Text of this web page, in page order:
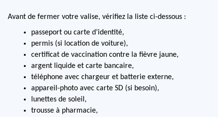
Avant de fermer votre valise, vérifiez la liste ci-dessous :
passeport ou carte d’identité,
permis (si location de voiture),
certificat de vaccination contre la fièvre jaune,
argent liquide et carte bancaire,
téléphone avec chargeur et batterie externe,
appareil-photo avec carte SD (si besoin),
lunettes de soleil,
trousse à pharmacie,